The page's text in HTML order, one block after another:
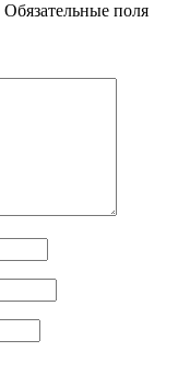
Обязательные поля